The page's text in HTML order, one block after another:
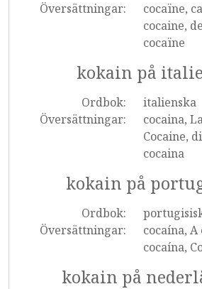
Översättningar:
cocaïne,
cocaine,
cocaïne
kokain på
Ordbok:
italienska
Översättningar:
cocaina,
Cocaine,
cocaina
kokain på
Ordbok:
Översättningar:
cocaína, A
cocaína,
kokain på